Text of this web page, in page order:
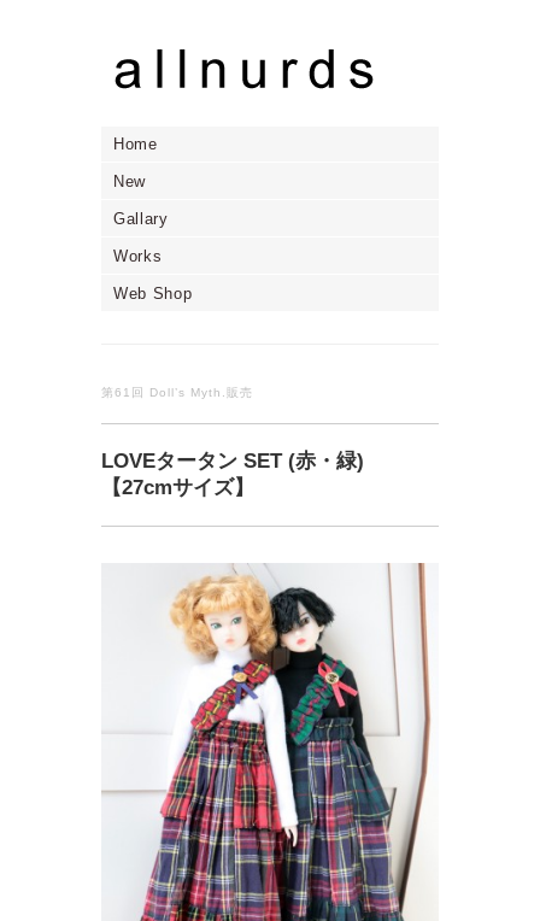
Home
New
Gallary
Works
Web Shop
第61回 Doll’s Myth.販売
LOVEタータン SET (赤・緑)
【27cmサイズ】